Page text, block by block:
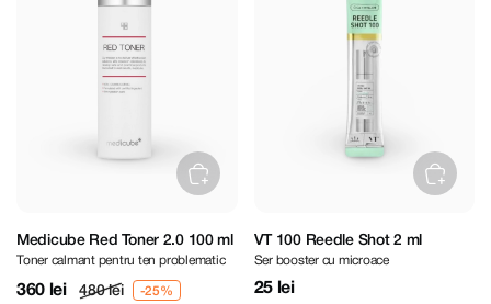
Medicube Red Toner 2.0 100 ml
Toner calmant pentru ten problematic
360 lei 480 lei
VT 100 Reedle Shot 2 ml
Ser booster cu microace
25 lei